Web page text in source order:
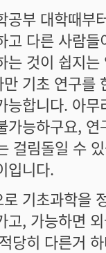
공부 대학때부
고 다른 사람
는 것이 쉽지
만 기초 연구를
능합니다. 아
가능하구요,
걸림돌일 수
입니다.
기초과학을
고, 가능하면
당히 다른거